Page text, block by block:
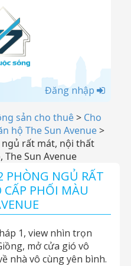
Đăng nhập
sản cho thuê> Cho
hộ The Sun Avenue>
rất mát, nội thất
Sun Avenue
PHÒNG NGỦ RẤT
PHỐI MÀU
1, view nhìn trọn
mở cửa gió vô
nhà vô cùng yên bình.